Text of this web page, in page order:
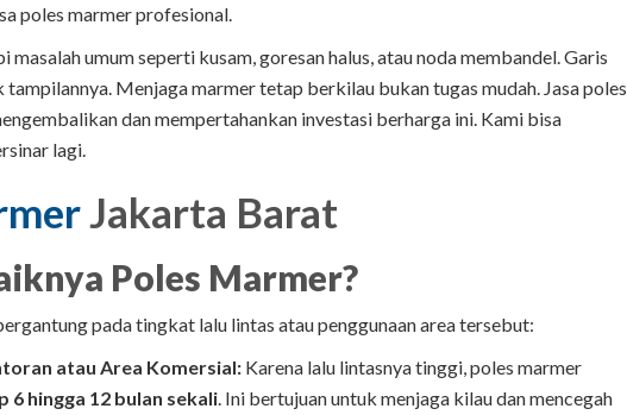
poles marmer profesional.
masalah umum seperti kusam, goresan halus, atau noda membandel. Garis
Menjaga marmer tetap berkilau bukan tugas mudah. Jasa poles
dan mempertahankan investasi berharga ini. Kami bisa
lagi.
Jakarta Barat
Poles Marmer?
pada tingkat lalu lintas atau penggunaan area tersebut:
atau Area Komersial: Karena lalu lintasnya tinggi, poles marmer
6 hingga 12 bulan sekali . Ini bertujuan untuk menjaga kilau dan mencegah